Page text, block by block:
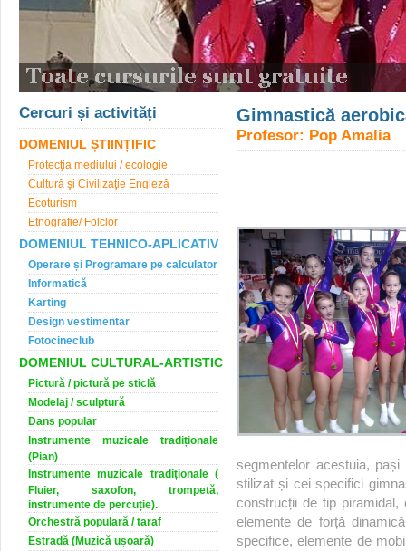
Cercuri și activități
DOMENIUL ȘTIINȚIFIC
Protecţia mediului / ecologie
Cultură şi Civilizaţie Engleză
Ecoturism
Etnografie/ Folclor
DOMENIUL TEHNICO-APLICATIV
Operare și Programare pe calculator
Informatică
Karting
Design vestimentar
Fotocineclub
DOMENIUL CULTURAL-ARTISTIC
Pictură / pictură pe sticlă
Modelaj / sculptură
Dans popular
Instrumente muzicale tradiționale
(Pian)
Instrumente muzicale tradiționale (
Fluier, saxofon, trompetă,
instrumente de percuție).
Orchestră populară / taraf
Estradă (Muzică ușoară)
Gimnastică
Profesor: Pop Amalia
segmentelor acestuia,
stilizat și cei specifici
construcții de tip piramidal,
elemente de forță
specifice, elemente de